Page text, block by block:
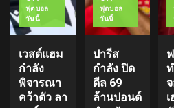
ฟุตบอล
วันนี้
เวสต์แฮม
กำลัง
พิจารณา
คว้าตัว ลา
ฟุตบอล
วันนี้
ปารีส
กำลัง ปิด
ดีล 69
ล้านปอนด์